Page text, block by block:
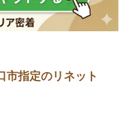
市指定のリネット